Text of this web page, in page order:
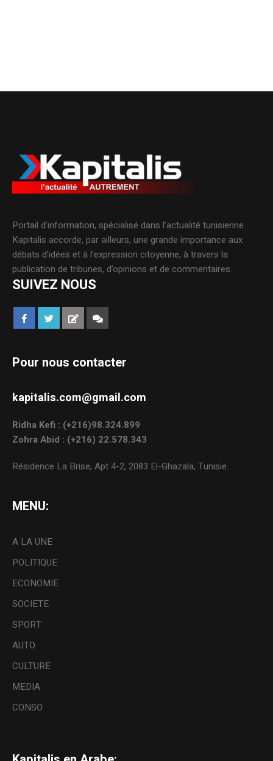
Portail d’information, spécialisé dans l’actualité tunisienne.
Kapitalis accorde, par ailleurs, une grande importance aux
débats d’idées et à l’expression citoyenne, à travers la
publication de tribunes, d’opinions et de commentaires.
SUIVEZ NOUS
Pour nous contacter
kapitalis.com@gmail.com
Ridha Kefi : (+216)98.324.899
Zohra Abid : (+216) 22.578.343
Résidence La Brise, Apt 4-2, 2083 El-Ghazala, Tunisie.
MENU:
A LA UNE
POLITIQUE
ECONOMIE
SOCIETE
SPORT
AUTO
CULTURE
MEDIA
CONSO